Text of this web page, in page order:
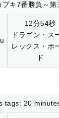
キ7番勝負～第
12分54秒
ドラゴン・ス
レックス・ホ
ド
tags: 20